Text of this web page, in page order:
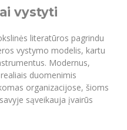
vystyti
literatūros pagrindu
vystymo modelis, kartu
Modernus,
duomenimis
organizacijose, šioms
sąveikauja įvairūs